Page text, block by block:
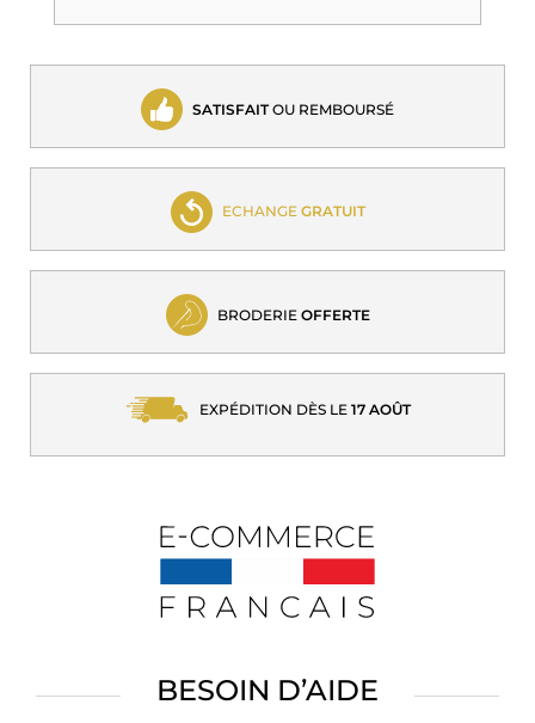
SATISFAITOU REMBOURSÉ
ECHANGE GRATUIT
BRODERIE OFFERTE
EXPÉDITION DÈS LE 17 AOÛT
BESOIN D’AIDE